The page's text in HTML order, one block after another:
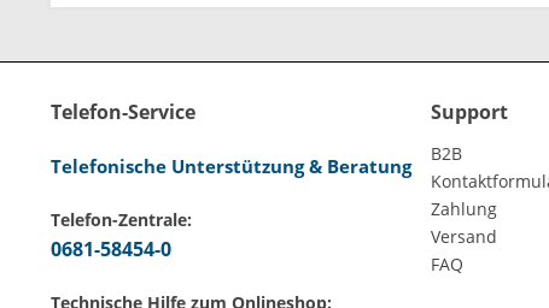
Telefon-Service
Telefonische Unterstützung & Beratung
Telefon-Zentrale:
0681-58454-0
Technische Hilfe zum Onlineshop:
Support
B2B
Zahlung
Versand
FAQ